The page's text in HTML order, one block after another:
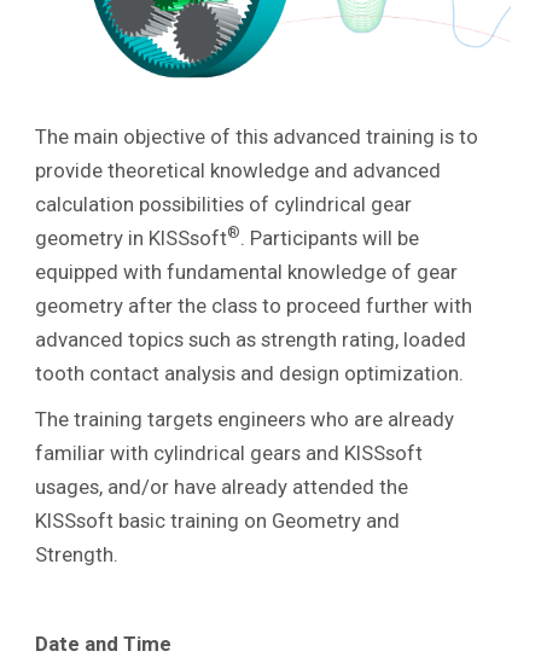
The main objective of this advanced training is to
provide theoretical knowledge and advanced
calculation possibilities of cylindrical gear
geometry in KISSsoft®
. Participants will be
equipped with fundamental knowledge of gear
geometry after the class to proceed further with
advanced topics such as strength rating, loaded
tooth contact analysis and design optimization.
The training targets engineers who are already
familiar with cylindrical gears and KISSsoft
usages, and/or have already attended the
KISSsoft basic training on Geometry and
Strength.
Date and Time